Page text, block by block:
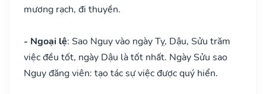
mương rạch, đi thuyền.
- Ngoại lệ: Sao Nguy vào ngày Tỵ, Dậu, Sửu trăm
việc đều tốt, ngày Dậu là tốt nhất. Ngày Sửu sao
Nguy đăng viên: tạo tác sự việc được quý hiển.